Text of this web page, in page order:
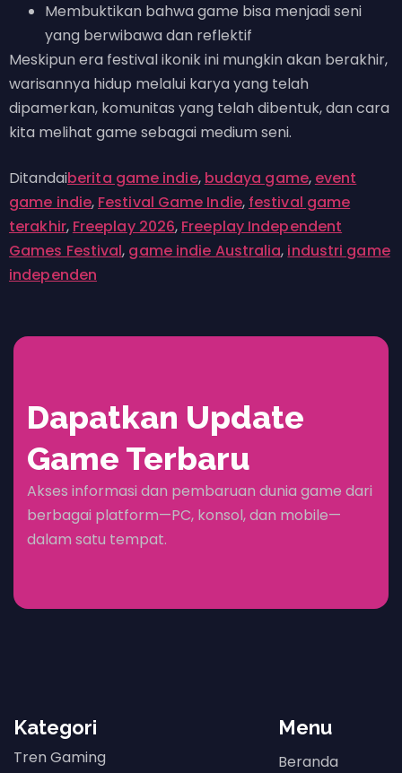
Membuktikan bahwa game bisa menjadi seni
yang berwibawa dan reflektif
Meskipun era festival ikonik ini mungkin akan berakhir,
warisannya hidup melalui karya yang telah
dipamerkan, komunitas yang telah dibentuk, dan cara
kita melihat game sebagai medium seni.
Ditandaiberita game indie, budaya game, event
game indie, Festival Game Indie, festival game
terakhir, Freeplay 2026, Freeplay Independent
Games Festival, game indie Australia, industri game
independen
Dapatkan Update
Game Terbaru
Akses informasi dan pembaruan dunia game dari
berbagai platform—PC, konsol, dan mobile—
dalam satu tempat.
Kategori
Tren Gaming
Menu
Beranda